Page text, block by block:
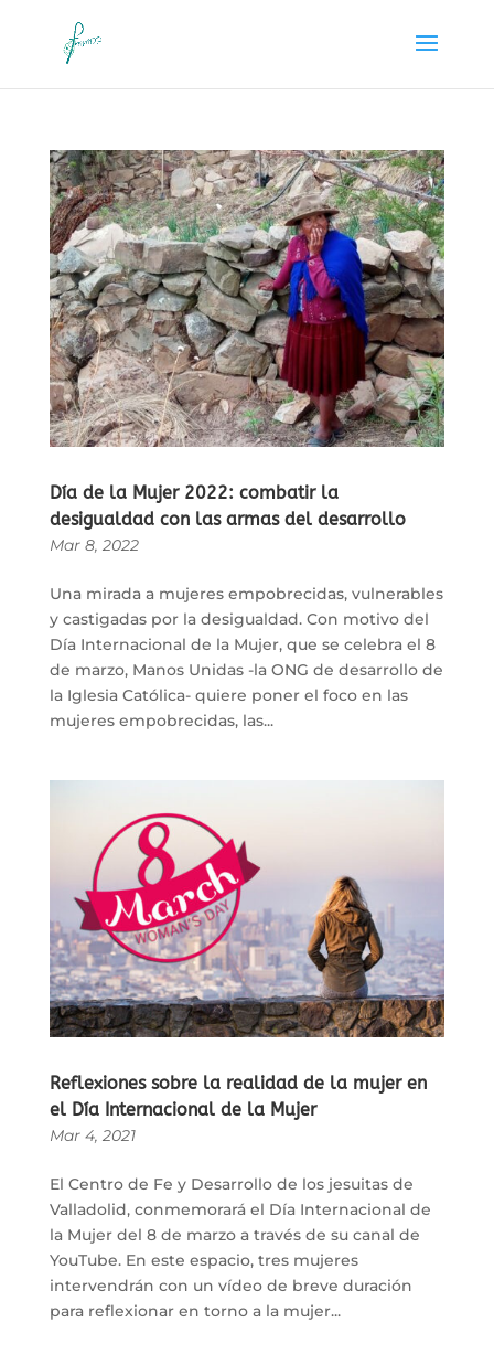
Día de la Mujer 2022: combatir la
desigualdad con las armas del desarrollo
Mar 8, 2022
Una mirada a mujeres empobrecidas, vulnerables
y castigadas por la desigualdad. Con motivo del
Día Internacional de la Mujer, que se celebra el 8
de marzo, Manos Unidas -la ONG de desarrollo de
la Iglesia Católica- quiere poner el foco en las
mujeres empobrecidas, las...
Reflexiones sobre la realidad de la mujer en
el Día Internacional de la Mujer
Mar 4, 2021
El Centro de Fe y Desarrollo de los jesuitas de
Valladolid, conmemorará el Día Internacional de
la Mujer del 8 de marzo a través de su canal de
YouTube. En este espacio, tres mujeres
intervendrán con un vídeo de breve duración
para reflexionar en torno a la mujer...